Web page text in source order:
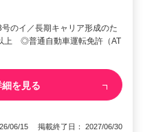
のイ／長期キャリア形成のた
上 ◎普通自動車運転免許（AT
細を見る
06/15 掲載終了日： 2027/06/30